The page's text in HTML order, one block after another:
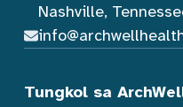
Nashville,
Tungkol sa